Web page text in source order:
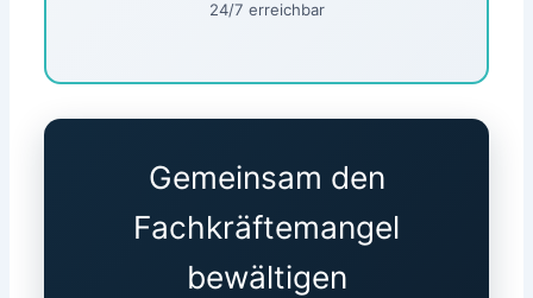
24/7 erreichbar
Gemeinsam den
Fachkräftemangel
bewältigen